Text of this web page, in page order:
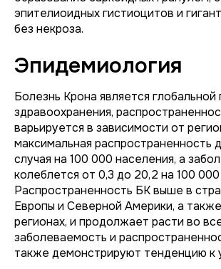
эпителиоидных гистиоцитов и
без некроза.
Эпидемиология
Болезнь Крона является
здравоохранения,
варьируется в зависимости от
максимальная распространенность
случая на 100 000 населения, а
колеблется от 0,3 до 20,2 на 100
Распространенность БК выше в
Европы и Северной Америки, а
регионах, и продолжает расти во
заболеваемость и
также демонстрируют тенденцию к